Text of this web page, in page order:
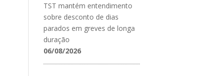
TST mantém entendimento
sobre desconto de dias
parados em greves de longa
duração
06/08/2026